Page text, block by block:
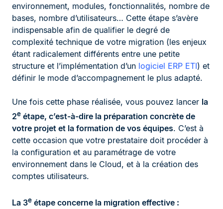
environnement, modules, fonctionnalités, nombre de
bases, nombre d’utilisateurs… Cette étape s’avère
indispensable afin de qualifier le degré de
complexité technique de votre migration (les enjeux
étant radicalement différents entre une petite
structure et l’implémentation d’un logiciel ERP ETI) et
définir le mode d’accompagnement le plus adapté.
Une fois cette phase réalisée, vous pouvez lancer la
2e étape, c’est-à-dire la préparation concrète de
votre projet et la formation de vos équipes. C’est à
cette occasion que votre prestataire doit procéder à
la configuration et au paramétrage de votre
environnement dans le Cloud, et à la création des
comptes utilisateurs.
La 3e étape concerne la migration effective :